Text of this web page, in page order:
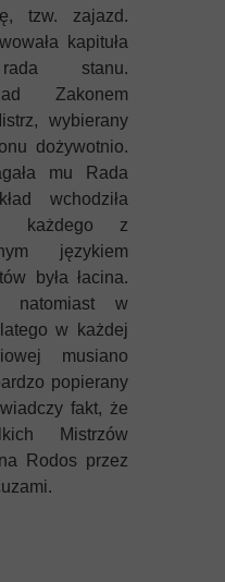
tzw. zajazd.
kapituła
stanu.
Zakonem
wybierany
dożywotnio.
mu Rada
wchodziła
każdego z
językiem
była łacina.
natomiast w
w każdej
musiano
popierany
fakt, że
Mistrzów
Rodos przez